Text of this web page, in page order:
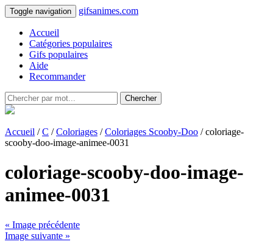
Toggle navigation gifsanimes.com
Accueil
Catégories populaires
Gifs populaires
Aide
Recommander
Chercher
Accueil /C /Coloriages /Coloriages Scooby-Doo / coloriage-
scooby-doo-image-animee-0031
coloriage-scooby-doo-image-
animee-0031
« Image précédente
Image suivante »